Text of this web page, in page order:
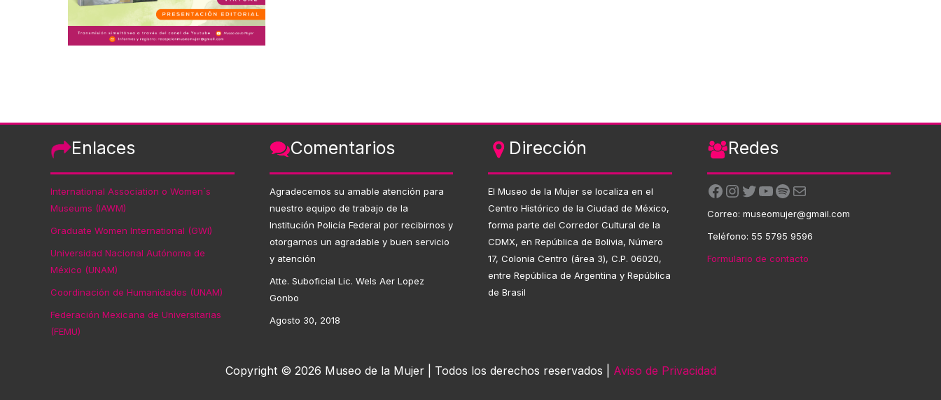
Enlaces
International Association o Women´s
Museums (IAWM)
Graduate Women International (GWI)
Universidad Nacional Autónoma de
México (UNAM)
Coordinación de Humanidades (UNAM)
Federación Mexicana de Universitarias
(FEMU)
Comentarios
Agradecemos su amable atención para
nuestro equipo de trabajo de la
Institución Policía Federal por recibirnos y
otorgarnos un agradable y buen servicio
y atención
Atte. Suboficial Lic. Wels Aer Lopez
Gonbo
Agosto 30, 2018
Dirección
El Museo de la Mujer se localiza en el
Centro Histórico de la Ciudad de México,
forma parte del Corredor Cultural de la
CDMX, en República de Bolivia, Número
17, Colonia Centro (área 3), C.P. 06020,
entre República de Argentina y República
de Brasil
Redes
Facebook
Instagram
Twitter
YouTube
Spotify
Correo electrónico
Correo: museomujer@gmail.com
Teléfono: 55 5795 9596
Formulario de contacto
Copyright © 2026 Museo de la Mujer | Todos los derechos reservados | Aviso de Privacidad